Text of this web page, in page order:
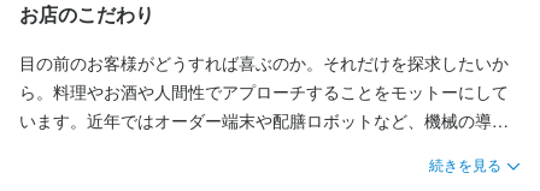
支え、お客様をさらに喜ばせています。
そして、スタッフはとにかくアットホームで気が利きます。仕事
帰りのサラリーマンなどからも高い評価を得ており、現在では連
お店のこだわり
目の前のお客様がどうすれば喜ぶのか。それだけを探求したいか
ら。料理やお酒や人間性でアプローチすることをモットーにして
います。近年ではオーダー端末や配膳ロボットなど、機械の導入
ず、お客様との繋がりを大切にしています。それが私たちのやり
続きを見る
はありません。この信念を持つことが、他の企業とは一線を画す
想いが込められています。
料理技術、アイデア、完成度、調理スピード、そしてオペレーシ
ョンの改善。あなたの腕と感性で、一緒にお店のメニューを作り
上げましょう。しかし、当社が料理長に求めるスキルは料理だけ
にとどまりません。
店長や経営陣と信頼関係を築き、メニューだけでなく、お店や会
社の雰囲気・文化を共に作り上げることも重要視しています。異
なる部門の責任者とも積極的に意見交換を行い、経営管理や店舗
料理技術、アイデア、完成度、調理スピード、そしてオペレーシ
ョンの改善。あなたの腕と感性で、一緒にお店のメニューを作り
上げましょう。しかし、当社が料理長に求めるスキルは料理だけ